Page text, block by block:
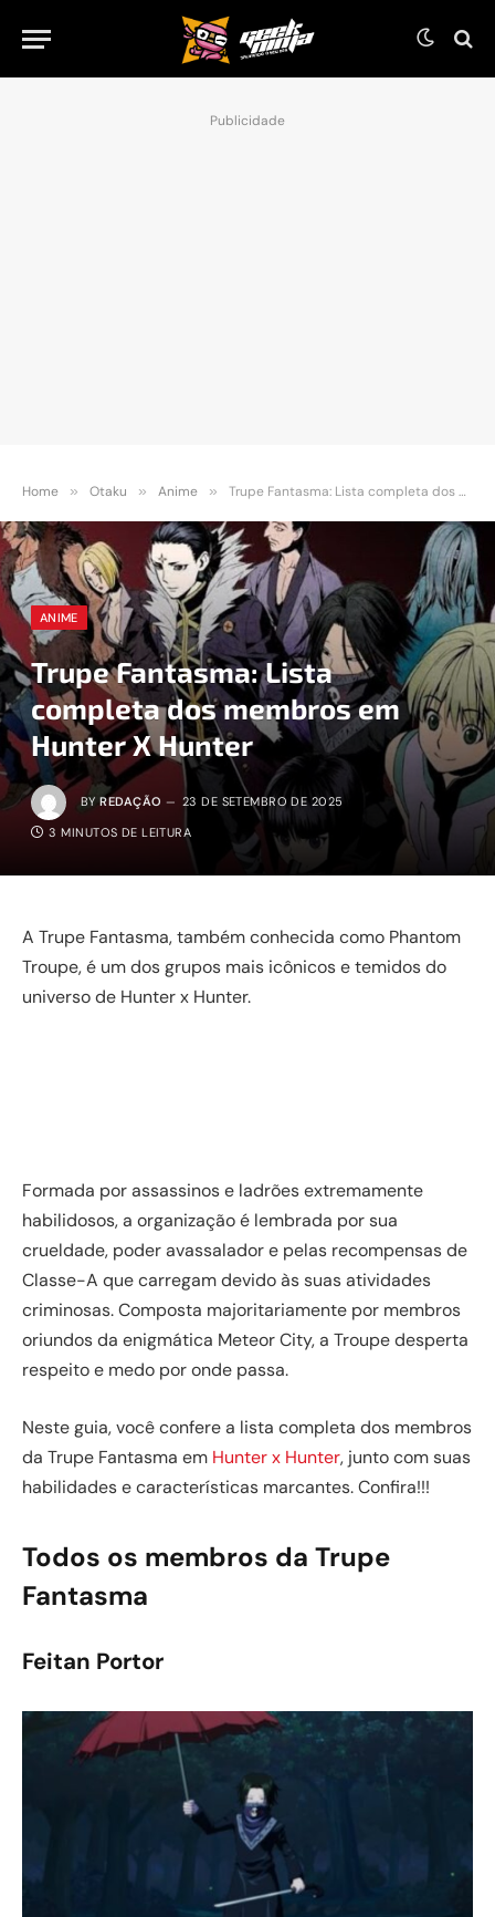
Publicidade
Home » Otaku » Anime » Trupe Fantasma: Lista completa dos membros em Hunter X Hunter
ANIME
Trupe Fantasma: Lista
completa dos membros em
Hunter X Hunter
BY REDAÇÃO 23 DE SETEMBRO DE 2025
3 MINUTOS DE LEITURA
A Trupe Fantasma, também conhecida como Phantom
Troupe, é um dos grupos mais icônicos e temidos do
universo de Hunter x Hunter.
Formada por assassinos e ladrões extremamente
habilidosos, a organização é lembrada por sua
crueldade, poder avassalador e pelas recompensas de
Classe-A que carregam devido às suas atividades
criminosas. Composta majoritariamente por membros
oriundos da enigmática Meteor City, a Troupe desperta
respeito e medo por onde passa.
Neste guia, você confere a lista completa dos membros
da Trupe Fantasma em Hunter x Hunter, junto com suas
habilidades e características marcantes. Confira!!!
Todos os membros da Trupe
Fantasma
Feitan Portor